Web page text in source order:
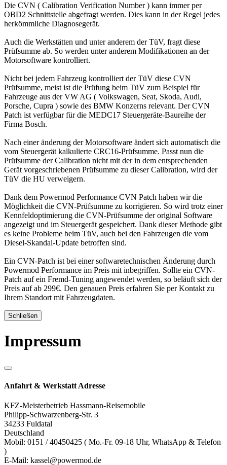
Die CVN ( Calibration Verification Number ) kann immer per
OBD2 Schnittstelle abgefragt werden. Dies kann in der Regel jedes
herkömmliche Diagnosegerät.
Auch die Werkstätten und unter anderem der TüV, fragt diese
Prüfsumme ab. So werden unter anderem Modifikationen an der
Motorsoftware kontrolliert.
Nicht bei jedem Fahrzeug kontrolliert der TüV diese CVN
Prüfsumme, meist ist die Prüfung beim TüV zum Beispiel für
Fahrzeuge aus der VW AG ( Volkswagen, Seat, Skoda, Audi,
Porsche, Cupra ) sowie des BMW Konzerns relevant. Der CVN
Patch ist verfügbar für die MEDC17 Steuergeräte-Baureihe der
Firma Bosch.
Nach einer änderung der Motorsoftware ändert sich automatisch die
vom Steuergerät kalkulierte CRC16-Prüfsumme. Passt nun die
Prüfsumme der Calibration nicht mit der in dem entsprechenden
Gerät vorgeschriebenen Prüfsumme zu dieser Calibration, wird der
TüV die HU verweigern.
Dank dem Powermod Performance CVN Patch haben wir die
Möglichkeit die CVN-Prüfsumme zu korrigieren. So wird trotz einer
Kennfeldoptimierung die CVN-Prüfsumme der original Software
angezeigt und im Steuergerät gespeichert. Dank dieser Methode gibt
es keine Probleme beim TüV, auch bei den Fahrzeugen die vom
Diesel-Skandal-Update betroffen sind.
Ein CVN-Patch ist bei einer softwaretechnischen Änderung durch
Powermod Performance im Preis mit inbegriffen. Sollte ein CVN-
Patch auf ein Fremd-Tuning angewendet werden, so beläuft sich der
Preis auf ab 299€. Den genauen Preis erfahren Sie per Kontakt zu
Ihrem Standort mit Fahrzeugdaten.
Schließen
Impressum
Anfahrt & Werkstatt Adresse
KFZ-Meisterbetrieb Hassmann-Reisemobile
Philipp-Schwarzenberg-Str. 3
34233 Fuldatal
Deutschland
Mobil: 0151 / 40450425 ( Mo.-Fr. 09-18 Uhr, WhatsApp & Telefon
)
E-Mail: kassel@powermod.de